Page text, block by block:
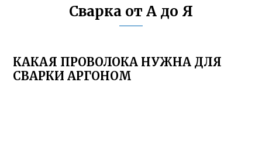
Сварка от А до Я
КАКАЯ ПРОВОЛОКА НУЖНА ДЛЯ
СВАРКИ АРГОНОМ